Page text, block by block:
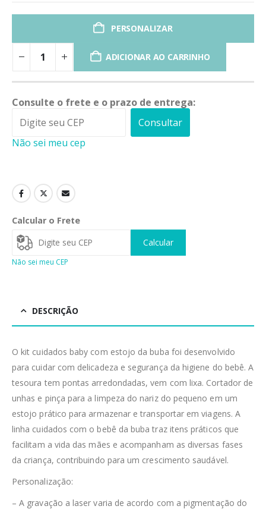
PERSONALIZAR
ADICIONAR AO CARRINHO
Consulte o frete e o prazo de entrega:
Consultar
Não sei meu cep
Calcular o Frete
Calcular
Não sei meu CEP
DESCRIÇÃO
O kit cuidados baby com estojo da buba foi desenvolvido
para cuidar com delicadeza e segurança da higiene do bebê. A
tesoura tem pontas arredondadas, vem com lixa. Cortador de
unhas e pinça para a limpeza do nariz do pequeno em um
estojo prático para armazenar e transportar em viagens. A
linha cuidados com o bebê da buba traz itens práticos que
facilitam a vida das mães e acompanham as diversas fases
da criança, contribuindo para um crescimento saudável.
Personalização:
– A gravação a laser varia de acordo com a pigmentação do